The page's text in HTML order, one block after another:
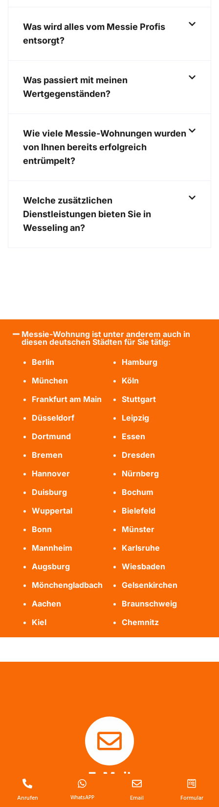
Was wird alles vom Messie Profis
entsorgt?
Was passiert mit meinen
Wertgegenständen?
Wie viele Messie-Wohnungen wurden
von Ihnen bereits erfolgreich
entrümpelt?
Welche zusätzlichen
Dienstleistungen bieten Sie in
Wesseling an?
Messie-Wohnung ist unter anderem auch in
diesen deutschen Städten für Sie tätig:
Berlin
Hamburg
München
Köln
Frankfurt am Main
Stuttgart
Düsseldorf
Leipzig
Dortmund
Essen
Bremen
Dresden
Hannover
Nürnberg
Duisburg
Bochum
Wuppertal
Bielefeld
Bonn
Münster
Mannheim
Karlsruhe
Augsburg
Wiesbaden
Mönchengladbach
Gelsenkirchen
Aachen
Braunschweig
Kiel
Chemnitz
E-Mail
info@messie-wohnung-profis.de
Anrufen WhatsAPP Email Formular